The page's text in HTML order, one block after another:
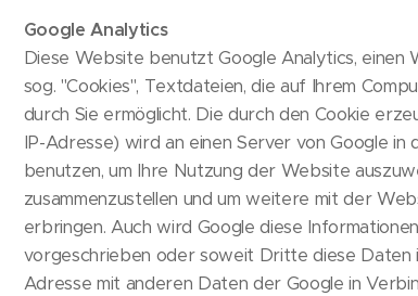
Google Analytics
Diese Website benutzt Google Analytics, einen
sog. ''Cookies'', Textdateien, die auf Ihrem
durch Sie ermöglicht. Die durch den Cookie
IP-Adresse) wird an einen Server von Google
benutzen, um Ihre Nutzung der Website
zusammenzustellen und um weitere mit der
erbringen. Auch wird Google diese
vorgeschrieben oder soweit Dritte diese Daten
Adresse mit anderen Daten der Google in